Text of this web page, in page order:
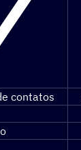
contatos